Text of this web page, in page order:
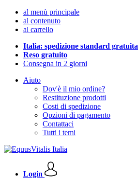
al menù principale
al contenuto
al carrello
Italia: spedizione standard gratuita
Reso gratuito
Consegna in 2 giorni
Aiuto
Dov'è il mio ordine?
Restituzione prodotti
Costi di spedizione
Opzioni di pagamento
Contattaci
Tutti i temi
Login